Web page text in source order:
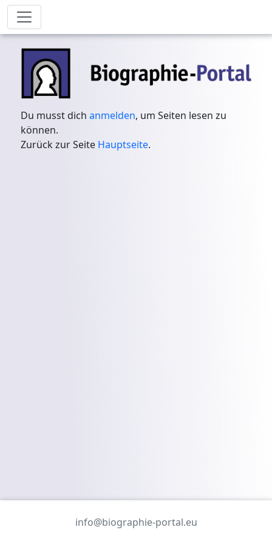
Du musst dichanmelden, um Seiten lesen zu
können.
Zurück zur Seite Hauptseite.
info@biographie-portal.eu